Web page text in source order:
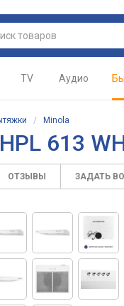
TV Аудио
/ Minola
613
ОТЗЫВЫ ЗАДАТЬ